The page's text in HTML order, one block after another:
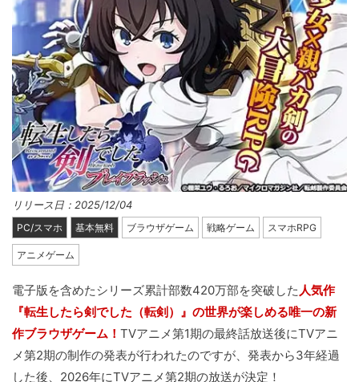
リリース日：2025/12/04
PC/スマホ 基本無料 ブラウザゲーム 戦略ゲーム スマホRPG
アニメゲーム
電子版を含めたシリーズ累計部数420万部を突破した 人気作
『転生したら剣でした（転剣）』の世界が楽しめる唯一の新
作ブラウザゲーム！ TVアニメ第1期の最終話放送後にTVアニ
メ第2期の制作の発表が行われたのですが、発表から3年経過
した後、 2026年にTVアニメ第2期の放送が決定！